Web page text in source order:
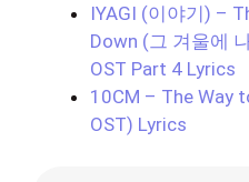
IYAGI (이야기) –
Down (그 겨울에
OST Part 4 Lyrics
10CM – The Way
OST) Lyrics